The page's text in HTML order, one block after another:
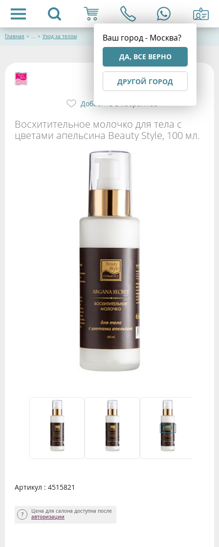
Ваш город - Москва?
ДА, ВСЕ ВЕРНО
ДРУГОЙ ГОРОД
Главная > ... > Уход за телом
Восхитительное молочко для тела с
цветами апельсина Beauty Style, 100 мл.
Добавить в избранное
Артикул : 4515821
Цена для салона доступна после
авторизации